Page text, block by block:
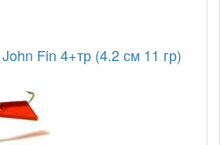
Fin 4+тр (4.2 см 11 гр)